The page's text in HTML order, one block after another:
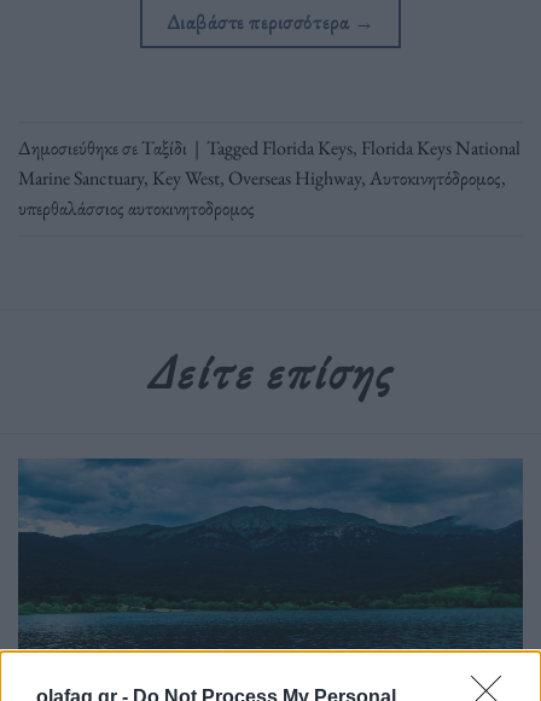
olafaq.gr - Do Not Process My Personal
Διαβάστε περισσότερα →
Δημοσιεύθηκε σεΤαξίδι | TaggedFlorida Keys, Florida Keys National
Marine Sanctuary, Key West, Overseas Highway,Αυτοκινητόδρομος,
υπερθαλάσσιος αυτοκινητοδρομος
Δείτε επίσης